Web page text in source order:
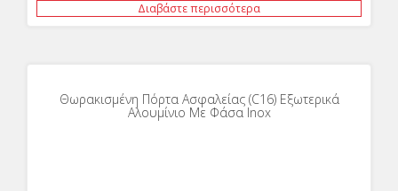
Διαβάστε περισσότερα
Θωρακισμένη Πόρτα Ασφαλείας (C16) Εξωτερικά
Αλουμίνιο Με Φάσα Inox